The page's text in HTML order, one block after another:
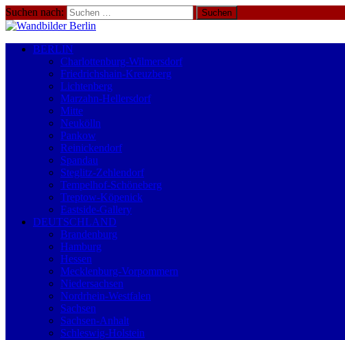
Suchen nach:
BERLIN
Charlottenburg-Wilmersdorf
Friedrichshain-Kreuzberg
Lichtenberg
Marzahn-Hellersdorf
Mitte
Neukölln
Pankow
Reinickendorf
Spandau
Steglitz-Zehlendorf
Tempelhof-Schöneberg
Treptow-Köpenick
Eastside-Gallery
DEUTSCHLAND
Brandenburg
Hamburg
Hessen
Mecklenburg-Vorpommern
Niedersachsen
Nordrhein-Westfalen
Sachsen
Sachsen-Anhalt
Schleswig-Holstein